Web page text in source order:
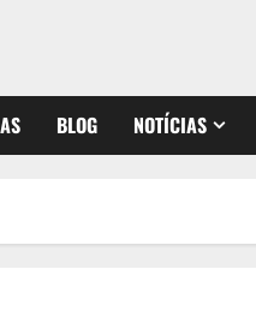
BLOG NOTÍCIAS